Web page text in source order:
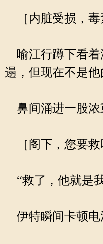
［内脏受损，毒
喻江行蹲下看着
遢，但现在不是他
鼻间涌进一股浓
［阁下，您要救
“救了，他就是
伊特瞬间卡顿电